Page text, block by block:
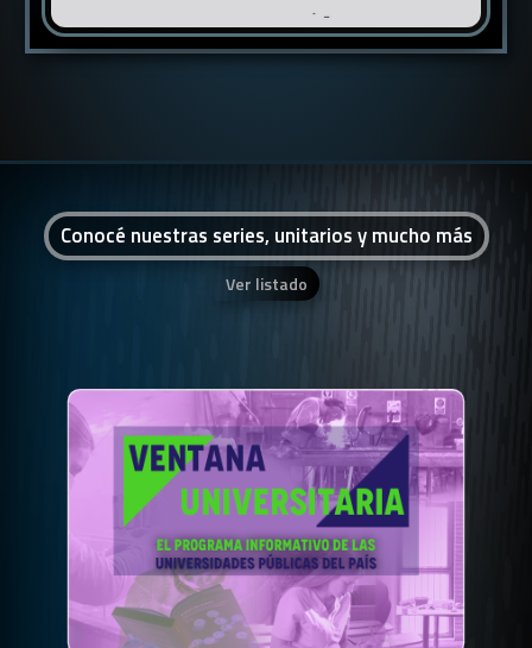
Conocé nuestras series, unitarios y mucho más
Ver listado